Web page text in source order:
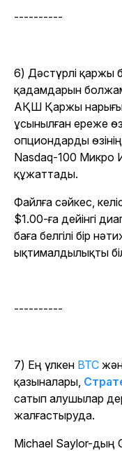
----------
6) Дәстүрлі қаржы
қадамдарын
АҚШ Қаржы
ұсынылған ереже
опциондарды
Nasdaq-100 Микро
құжаттады.
Файлға сәйкес,
$1.00-ға дейінгі
баға белгілі бір
ықтималдылықты
----------
7) Ең үлкен BTC
қазыналары,
сатып алушылар
жалғастыруда.
Michael Saylor-дың